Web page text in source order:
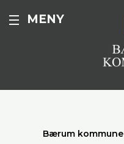
MENY
Bærum kommune